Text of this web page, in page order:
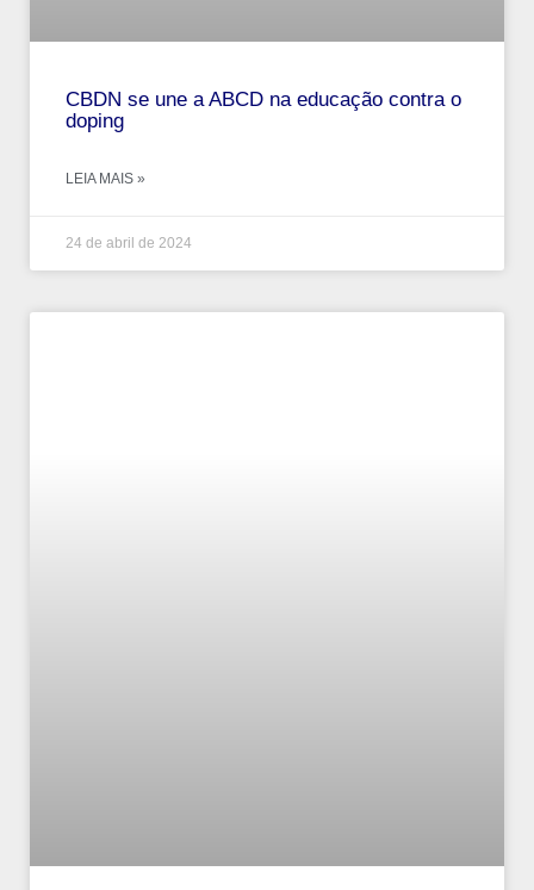
CBDN se une a ABCD na educação contra o
doping
LEIA MAIS »
24 de abril de 2024